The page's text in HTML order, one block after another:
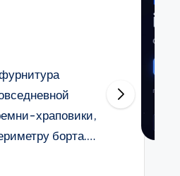
храповики,
борта.…